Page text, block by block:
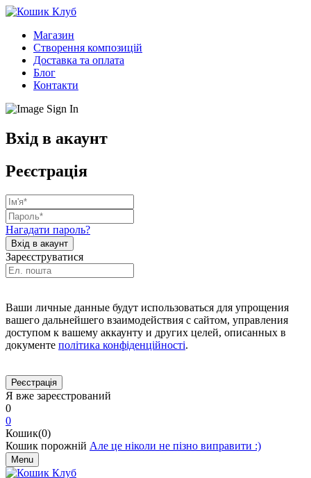
Магазин
Створення композицій
Доставка та оплата
Блог
Контакти
Вхід в акаунт
Реєстрація
Нагадати пароль?
Зареєструватися
Ваши личные данные будут использоваться для упрощения
вашего дальнейшего взаимодействия с сайтом, управления
доступом к вашему аккаунту и других целей, описанных в
документе політика конфіденційності.
Я вже зареєстрований
0
0
Кошик(0)
Кошик порожній Але це ніколи не пізно виправити :)
Menu